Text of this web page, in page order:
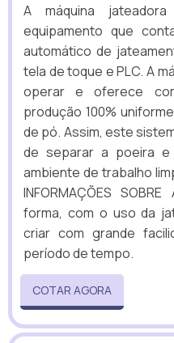
A máquina
equipamento que
automático de
tela de toque e PLC. A
operar e oferece
produção 100%
de pó. Assim, este
de separar a poeira
ambiente de trabalho
INFORMAÇÕES
forma, com o uso da
criar com grande
período de tempo.
COTAR AGORA